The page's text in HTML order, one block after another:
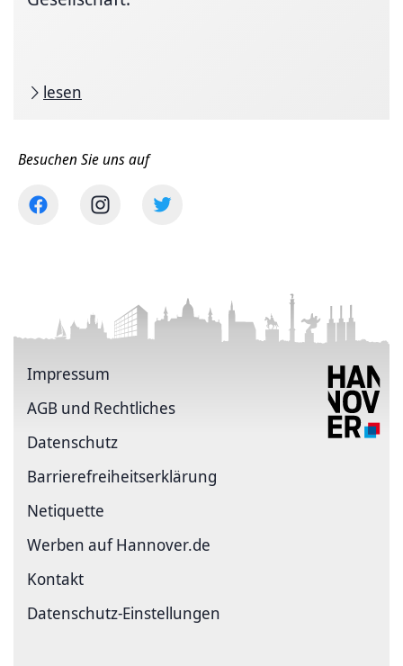
lesen
Besuchen Sie uns auf
Impressum
AGB und Rechtliches
Datenschutz
Barriere­freiheits­erklärung
Netiquette
Werben auf Hannover.de
Kontakt
Datenschutz-Einstellungen